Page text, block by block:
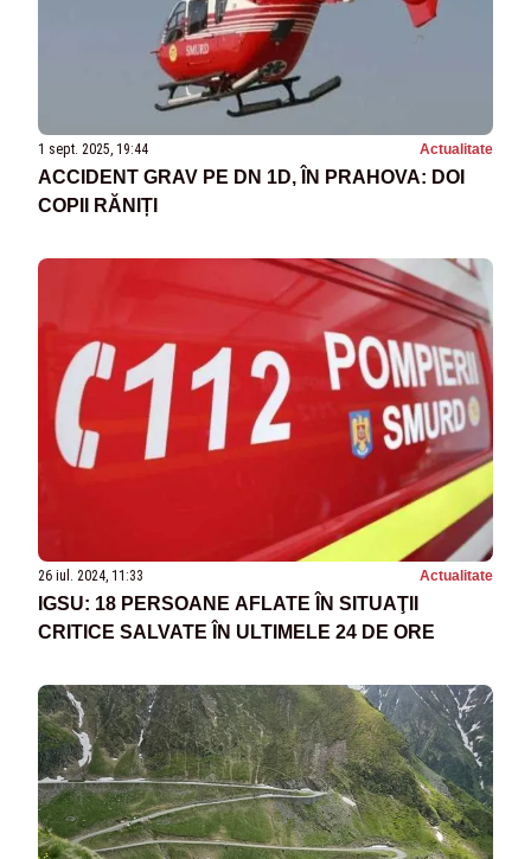
1 sept. 2025, 19:44 Actualitate
ACCIDENT GRAV PE DN 1D, ÎN PRAHOVA: DOI
COPII RĂNIȚI
26 iul. 2024, 11:33 Actualitate
IGSU: 18 PERSOANE AFLATE ÎN SITUAŢII
CRITICE SALVATE ÎN ULTIMELE 24 DE ORE